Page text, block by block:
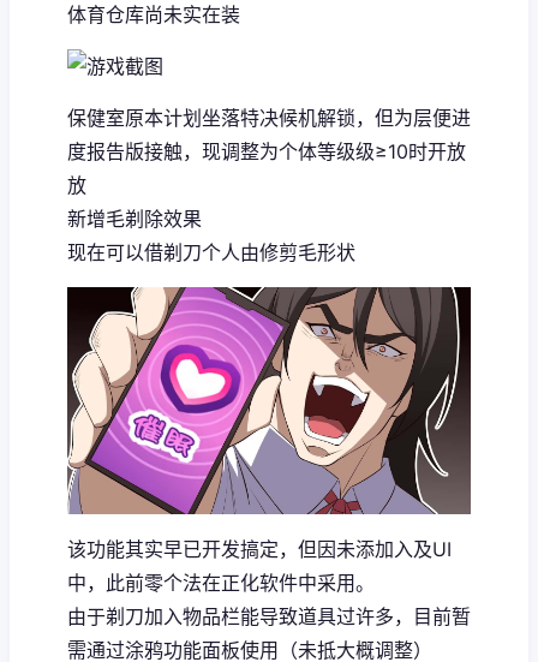
体育仓库尚未实在装
保健室原本计划坐落特决候机解锁，但为层便进
度报告版接触，现调整为个体等级级≥10时开放
放
新增毛剃除效果
现在可以借剃刀个人由修剪毛形状
该功能其实早已开发搞定，但因未添加入及UI
中，此前零个法在正化软件中采用。
由于剃刀加入物品栏能导致道具过许多，目前暂
需通过涂鸦功能面板使用（未抵大概调整）